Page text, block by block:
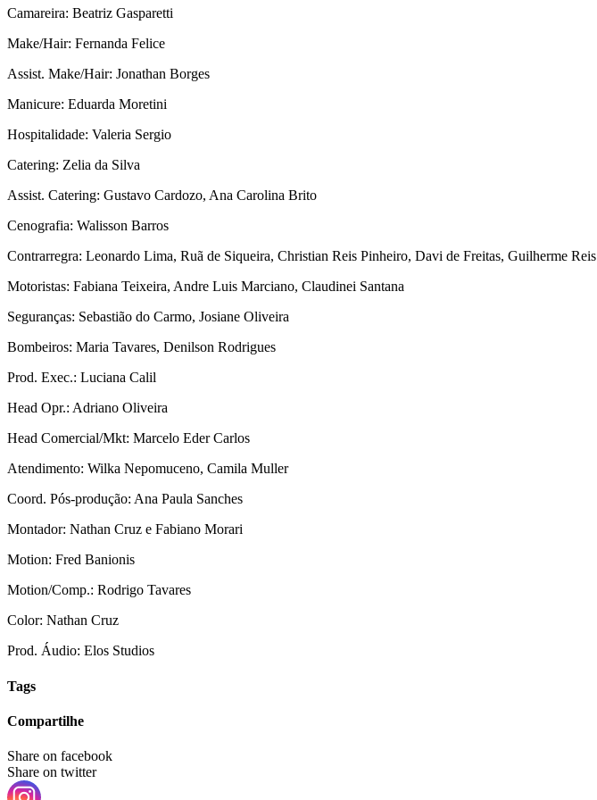
Camareira: Beatriz Gasparetti
Make/Hair: Fernanda Felice
Assist. Make/Hair: Jonathan Borges
Manicure: Eduarda Moretini
Hospitalidade: Valeria Sergio
Catering: Zelia da Silva
Assist. Catering: Gustavo Cardozo, Ana Carolina Brito
Cenografia: Walisson Barros
Contrarregra: Leonardo Lima, Ruã de Siqueira, Christian Reis Pinheiro, Davi de Freitas, Guilherme Reis
Motoristas: Fabiana Teixeira, Andre Luis Marciano, Claudinei Santana
Seguranças: Sebastião do Carmo, Josiane Oliveira
Bombeiros: Maria Tavares, Denilson Rodrigues
Prod. Exec.: Luciana Calil
Head Opr.: Adriano Oliveira
Head Comercial/Mkt: Marcelo Eder Carlos
Atendimento: Wilka Nepomuceno, Camila Muller
Coord. Pós-produção: Ana Paula Sanches
Montador: Nathan Cruz e Fabiano Morari
Motion: Fred Banionis
Motion/Comp.: Rodrigo Tavares
Color: Nathan Cruz
Prod. Áudio: Elos Studios
Tags
Compartilhe
Share on facebook
Share on twitter